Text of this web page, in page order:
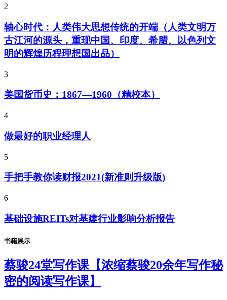
2
轴心时代：人类伟大思想传统的开端（人类文明万
古江河的源头，重现中国、印度、希腊、以色列文
明的辉煌历程理想国出品）
3
美国货币史：1867—1960（精校本）
4
做最好的职业经理人
5
手把手教你读财报2021(新准则升级版)
6
基础设施REITs对基建行业影响分析报告
书籍展示
蔡骏24堂写作课【浓缩蔡骏20余年写作秘
密的阅读写作课】